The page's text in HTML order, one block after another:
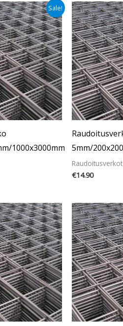
Sale!
1000x3000mm
5mm/
Raudoitusverkot
€14.90
hinta
oli:
€8.30.
on: